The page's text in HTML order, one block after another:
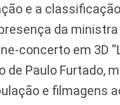
e a classificação
da ministra
concerto em 3D
de Paulo Furtado,
e filmagens